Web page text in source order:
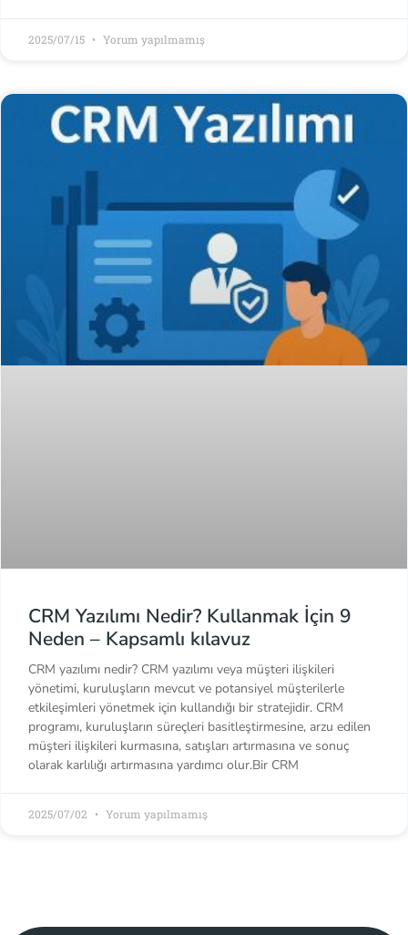
2025/07/15 Yorum yapılmamış
CRM Yazılımı Nedir? Kullanmak İçin 9
Neden – Kapsamlı kılavuz
CRM yazılımı nedir? CRM yazılımı veya müşteri ilişkileri
yönetimi, kuruluşların mevcut ve potansiyel müşterilerle
etkileşimleri yönetmek için kullandığı bir stratejidir. CRM
programı, kuruluşların süreçleri basitleştirmesine, arzu edilen
müşteri ilişkileri kurmasına, satışları artırmasına ve sonuç
olarak karlılığı artırmasına yardımcı olur.Bir CRM
2025/07/02 Yorum yapılmamış